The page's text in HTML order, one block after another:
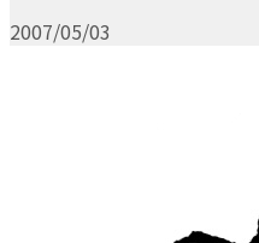
2007/05/03